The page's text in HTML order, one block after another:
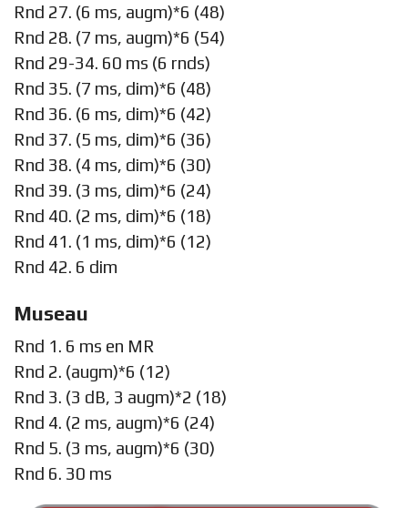
Rnd 27. (6 ms, augm)*6 (48)
Rnd 28. (7 ms, augm)*6 (54)
Rnd 29-34. 60 ms (6 rnds)
Rnd 35. (7 ms, dim)*6 (48)
Rnd 36. (6 ms, dim)*6 (42)
Rnd 37. (5 ms, dim)*6 (36)
Rnd 38. (4 ms, dim)*6 (30)
Rnd 39. (3 ms, dim)*6 (24)
Rnd 40. (2 ms, dim)*6 (18)
Rnd 41. (1 ms, dim)*6 (12)
Rnd 42. 6 dim
Museau
Rnd 1. 6 ms en MR
Rnd 2. (augm)*6 (12)
Rnd 3. (3 dB, 3 augm)*2 (18)
Rnd 4. (2 ms, augm)*6 (24)
Rnd 5. (3 ms, augm)*6 (30)
Rnd 6. 30 ms